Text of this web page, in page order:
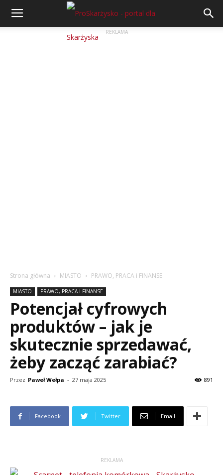
REKLAMA
Strona główna MIASTO PRAWO, PRACA i FINANSE
MIASTO PRAWO, PRACA i FINANSE
Potencjał cyfrowych
produktów – jak je
skutecznie sprzedawać,
żeby zacząć zarabiać?
Przez Paweł Wełpa - 27 maja 2025 891
Facebook Twitter Email
REKLAMA